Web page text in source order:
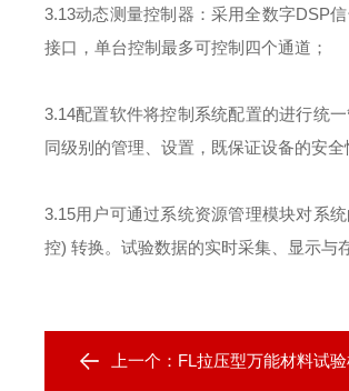
3.13动态测量控制器：采用全数字DSP
接口，单台控制最多可控制四个通道；
3.14配置软件将控制系统配置的进行统
同级别的管理、设置，既保证设备的安
3.15用户可通过系统资源管理模块对系
控) 转换。试验数据的实时采集、显示与
上一个： FL拉压型万能材料试